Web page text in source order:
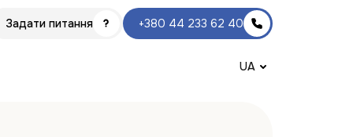
Задати питання +380 44 233 62 40
UA